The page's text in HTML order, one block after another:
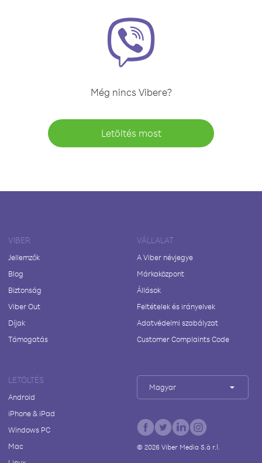
Még nincs Vibere?
Letöltés most
VIBER
Jellemzők
Blog
Biztonság
Viber Out
Díjak
Támogatás
VÁLLALAT
A Viber névjegye
Márkaközpont
Állások
Feltételek és irányelvek
Adatvédelmi szabályzat
Customer Complaints Code
LETÖLTÉS
Android
iPhone & iPad
Windows PC
Mac
Magyar
© 2026Viber Media S.à r.l.